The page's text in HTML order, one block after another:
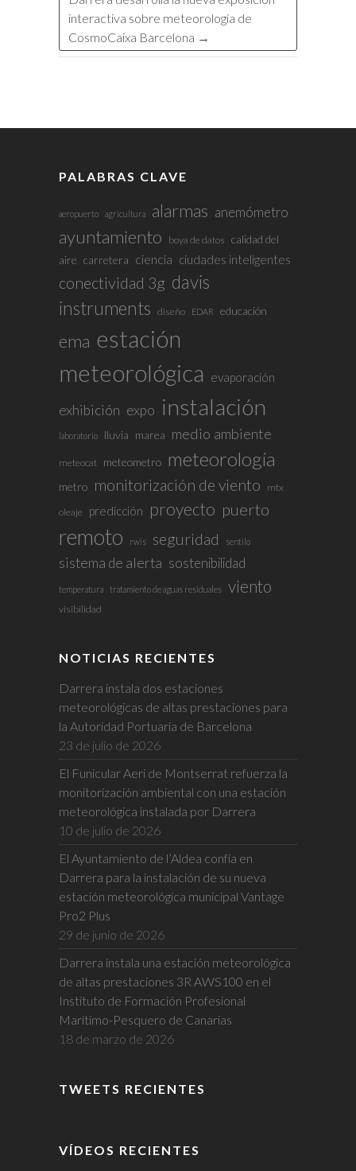
interactiva sobre meteorología de
CosmoCaixa Barcelona →
PALABRAS CLAVE
aeropuerto agricultura alarmas anemómetro
ayuntamiento boya de datos calidad del
aire carretera ciencia ciudades inteligentes
conectividad 3g davis
instruments diseño EDAR educación
ema estación
meteorológica
evaporación
exhibición expo instalación
laboratorio lluvia marea medio ambiente
meteocat meteometro meteorología
metro monitorización de viento mtx
oleaje predicción proyecto puerto
remoto rwis seguridad sentilo
sistema de alerta sostenibilidad
temperatura tratamiento de aguas residuales viento
visibilidad
NOTICIAS RECIENTES
Darrera instala dos estaciones
meteorológicas de altas prestaciones para
la Autoridad Portuaria de Barcelona
23 de julio de 2026
El Funicular Aeri de Montserrat refuerza la
monitorización ambiental con una estación
meteorológica instalada por Darrera
10 de julio de 2026
El Ayuntamiento de l’Aldea confía en
Darrera para la instalación de su nueva
estación meteorológica municipal Vantage
Pro2 Plus
29 de junio de 2026
Darrera instala una estación meteorológica
de altas prestaciones 3R AWS100 en el
Instituto de Formación Profesional
Marítimo-Pesquero de Canarias
18 de marzo de 2026
TWEETS RECIENTES
VÍDEOS RECIENTES